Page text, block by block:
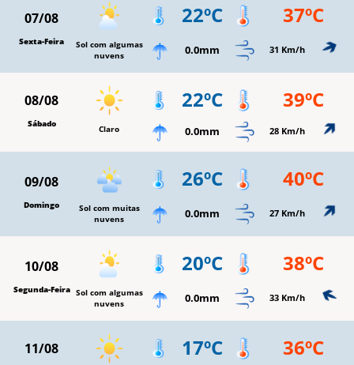
07/08
Sexta-Feira
Sol com algumas
nuvens
22ºC 37ºC
0.0mm 31 Km/h
08/08
Sábado Claro
22ºC 39ºC
0.0mm 28 Km/h
09/08
Domingo
Sol com muitas
nuvens
26ºC 40ºC
0.0mm 27 Km/h
10/08
Segunda-Feira Sol com algumas
nuvens
20ºC 38ºC
0.0mm 33 Km/h
11/08 17ºC 36ºC